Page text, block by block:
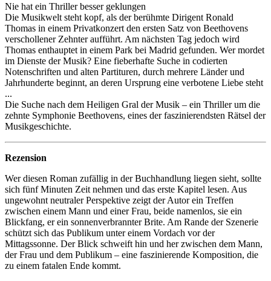
Nie hat ein Thriller besser geklungen
Die Musikwelt steht kopf, als der berühmte Dirigent Ronald
Thomas in einem Privatkonzert den ersten Satz von Beethovens
verschollener Zehnter aufführt. Am nächsten Tag jedoch wird
Thomas enthauptet in einem Park bei Madrid gefunden. Wer mordet
im Dienste der Musik? Eine fieberhafte Suche in codierten
Notenschriften und alten Partituren, durch mehrere Länder und
Jahrhunderte beginnt, an deren Ursprung eine verbotene Liebe steht
...
Die Suche nach dem Heiligen Gral der Musik – ein Thriller um die
zehnte Symphonie Beethovens, eines der faszinierendsten Rätsel der
Musikgeschichte.
Rezension
Wer diesen Roman zufällig in der Buchhandlung liegen sieht, sollte
sich fünf Minuten Zeit nehmen und das erste Kapitel lesen. Aus
ungewohnt neutraler Perspektive zeigt der Autor ein Treffen
zwischen einem Mann und einer Frau, beide namenlos, sie ein
Blickfang, er ein sonnenverbrannter Brite. Am Rande der Szenerie
schützt sich das Publikum unter einem Vordach vor der
Mittagssonne. Der Blick schweift hin und her zwischen dem Mann,
der Frau und dem Publikum – eine faszinierende Komposition, die
zu einem fatalen Ende kommt.